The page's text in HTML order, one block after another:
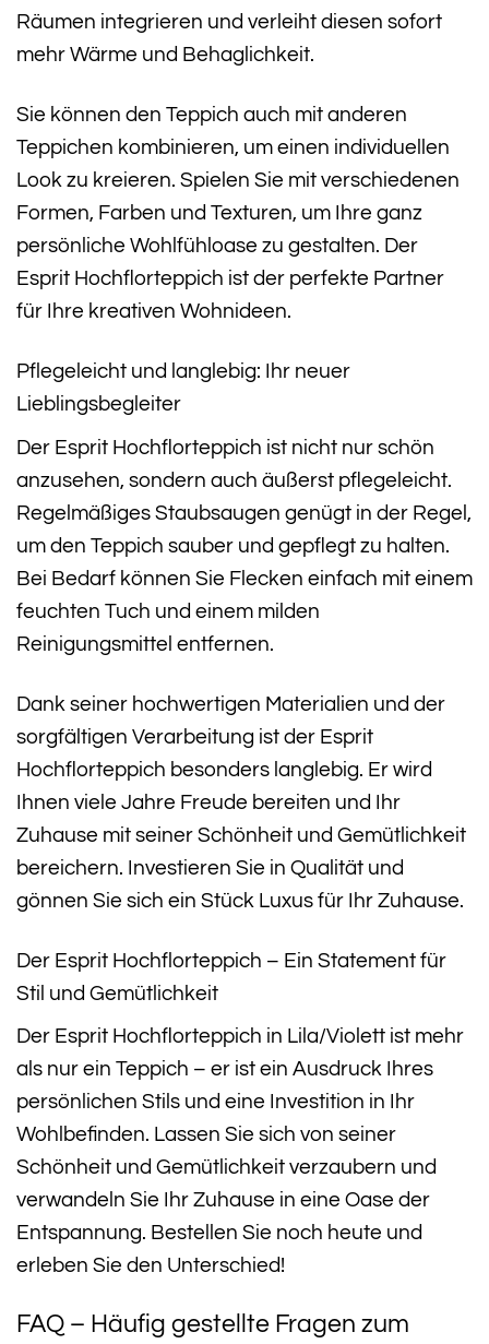
Räumen integrieren und verleiht diesen sofort
mehr Wärme und Behaglichkeit.
Sie können den Teppich auch mit anderen
Teppichen kombinieren, um einen individuellen
Look zu kreieren. Spielen Sie mit verschiedenen
Formen, Farben und Texturen, um Ihre ganz
persönliche Wohlfühloase zu gestalten. Der
Esprit Hochflorteppich ist der perfekte Partner
für Ihre kreativen Wohnideen.
Pflegeleicht und langlebig: Ihr neuer
Lieblingsbegleiter
Der Esprit Hochflorteppich ist nicht nur schön
anzusehen, sondern auch äußerst pflegeleicht.
Regelmäßiges Staubsaugen genügt in der Regel,
um den Teppich sauber und gepflegt zu halten.
Bei Bedarf können Sie Flecken einfach mit einem
feuchten Tuch und einem milden
Reinigungsmittel entfernen.
Dank seiner hochwertigen Materialien und der
sorgfältigen Verarbeitung ist der Esprit
Hochflorteppich besonders langlebig. Er wird
Ihnen viele Jahre Freude bereiten und Ihr
Zuhause mit seiner Schönheit und Gemütlichkeit
bereichern. Investieren Sie in Qualität und
gönnen Sie sich ein Stück Luxus für Ihr Zuhause.
Der Esprit Hochflorteppich – Ein Statement für
Stil und Gemütlichkeit
Der Esprit Hochflorteppich in Lila/Violett ist mehr
als nur ein Teppich – er ist ein Ausdruck Ihres
persönlichen Stils und eine Investition in Ihr
Wohlbefinden. Lassen Sie sich von seiner
Schönheit und Gemütlichkeit verzaubern und
verwandeln Sie Ihr Zuhause in eine Oase der
Entspannung. Bestellen Sie noch heute und
erleben Sie den Unterschied!
FAQ – Häufig gestellte Fragen zum